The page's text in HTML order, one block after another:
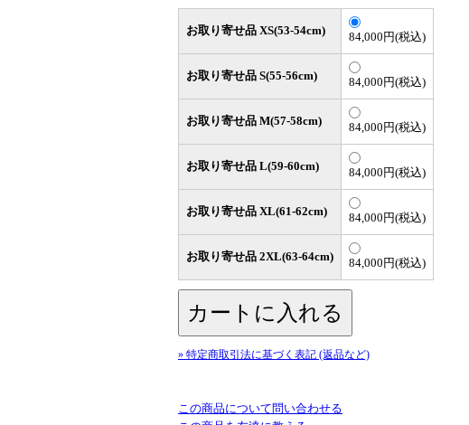
お取り寄せ品 XS(53-54cm) 84,000円(税込)
お取り寄せ品 S(55-56cm) 84,000円(税込)
お取り寄せ品 M(57-58cm) 84,000円(税込)
お取り寄せ品 L(59-60cm) 84,000円(税込)
お取り寄せ品 XL(61-62cm) 84,000円(税込)
お取り寄せ品 2XL(63-64cm) 84,000円(税込)
» 特定商取引法に基づく表記 (返品など)
この商品について問い合わせる